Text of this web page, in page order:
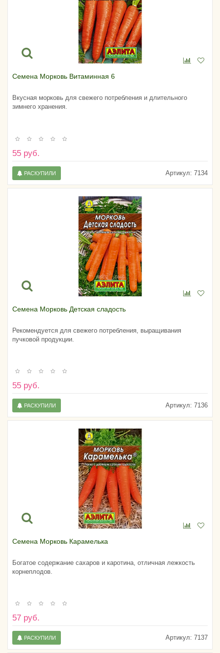
Семена Морковь Витаминная 6
Вкусная морковь для свежего потребления и длительного
зимнего хранения.
55 руб.
Артикул: 7134
РАСКУПИЛИ
Семена Морковь Детская сладость
Рекомендуется для свежего потребления, выращивания
пучковой продукции.
55 руб.
Артикул: 7136
РАСКУПИЛИ
Семена Морковь Карамелька
Богатое содержание сахаров и каротина, отличная лежкость
корнеплодов.
57 руб.
Артикул: 7137
РАСКУПИЛИ